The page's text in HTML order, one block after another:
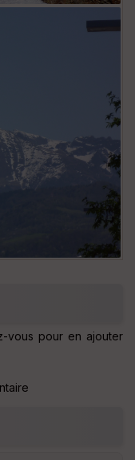
vous pour en ajouter